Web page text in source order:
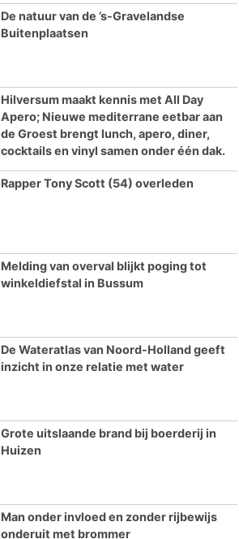
De natuur van de ’s-Gravelandse
Buitenplaatsen
Hilversum maakt kennis met All Day
Apero; Nieuwe mediterrane eetbar aan
de Groest brengt lunch, apero, diner,
cocktails en vinyl samen onder één dak.
Rapper Tony Scott (54) overleden
Melding van overval blijkt poging tot
winkeldiefstal in Bussum
De Wateratlas van Noord-Holland geeft
inzicht in onze relatie met water
Grote uitslaande brand bij boerderij in
Huizen
Man onder invloed en zonder rijbewijs
onderuit met brommer